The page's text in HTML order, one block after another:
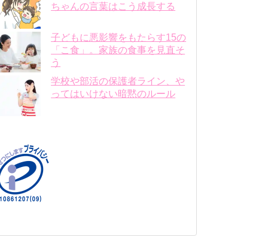
ちゃんの言葉はこう成長する
子どもに悪影響をもたらす15の
「こ食」。家族の食事を見直そ
う
学校や部活の保護者ライン、や
ってはいけない暗黙のルール